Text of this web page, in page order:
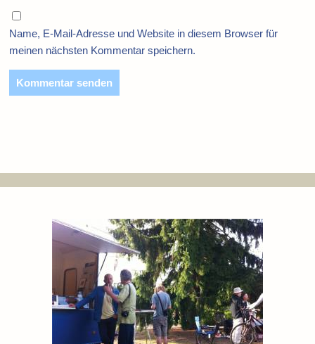
Name, E-Mail-Adresse und Website in diesem Browser für
meinen nächsten Kommentar speichern.